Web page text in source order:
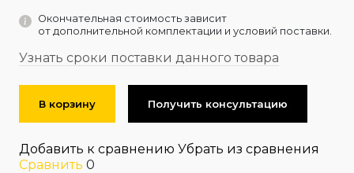
Окончательная стоимость зависит
от дополнительной комплектации и условий поставки.
Узнать сроки поставки данного товара
В корзину Получить консультацию
Добавить к сравнению Убрать из сравнения
Сравнить 0